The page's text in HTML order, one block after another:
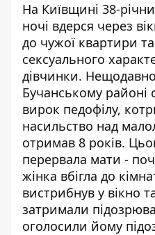
На Київщині 38-
ночі вдерся через
до чужої квартири
сексуального
дівчинки.
Бучанському районі
вирок педофілу,
насильство над
отримав 8 років.
перервала мати -
жінка вбігла до
вистрибнув у вікно
затримали
оголосили йому